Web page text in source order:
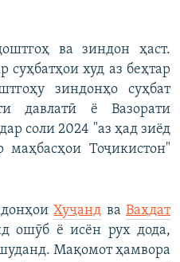
ва зиндон ҳаст.
худ аз беҳтар
зиндонҳо суҳбат
давлатӣ ё Вазорати
соли 2024 "аз ҳад зиёд
маҳбасҳои Тоҷикистон"
Хуҷанд ваВаҳдат
ошӯб ё исён рух дода,
Мақомот ҳамвора